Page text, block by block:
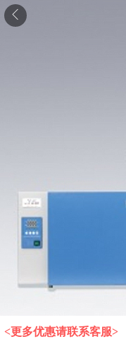
<更多优惠请联系客服>